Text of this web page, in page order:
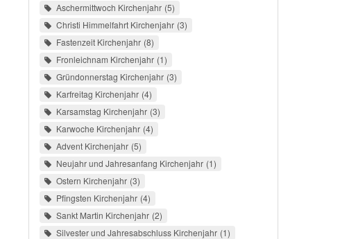
Aschermittwoch Kirchenjahr 5
Christi Himmelfahrt Kirchenjahr 3
Fastenzeit Kirchenjahr 8
Fronleichnam Kirchenjahr 1
Gründonnerstag Kirchenjahr 3
Karfreitag Kirchenjahr 4
Karsamstag Kirchenjahr 3
Karwoche Kirchenjahr 4
Advent Kirchenjahr 5
Neujahr und Jahresanfang Kirchenjahr 1
Ostern Kirchenjahr 3
Pfingsten Kirchenjahr 4
Sankt Martin Kirchenjahr 2
Silvester und Jahresabschluss Kirchenjahr 1